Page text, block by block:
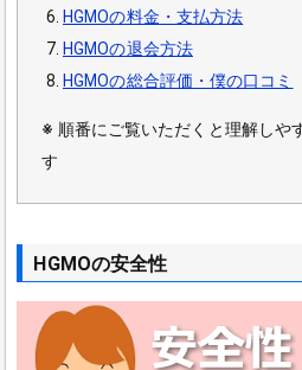
HGMOの料金・支払方法
HGMOの退会方法
HGMOの総合評価・僕の口コミ
※ 順番にご覧いただくと理解しや
す
HGMOの安全性